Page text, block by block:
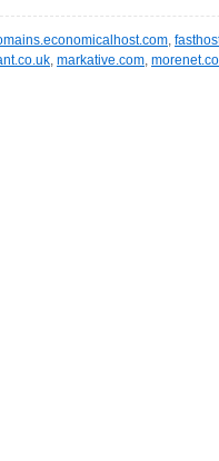
,
, markative.com,